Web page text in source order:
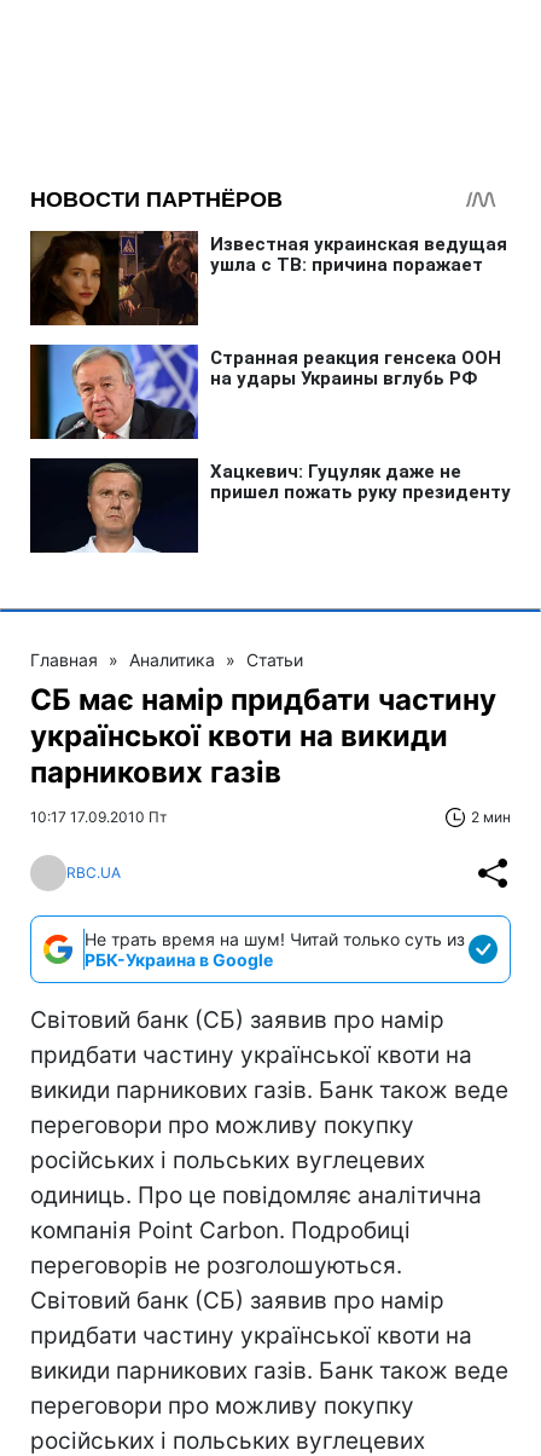
Главная » Аналитика » Статьи
СБ має намір придбати частину
української квоти на викиди
парникових газів
10:17 17.09.2010 Пт 2 мин
RBC.UA
Не трать время на шум! Читай только суть из
РБК-Украина в Google
Світовий банк (СБ) заявив про намір
придбати частину української квоти на
викиди парникових газів. Банк також веде
переговори про можливу покупку
російських і польських вуглецевих
одиниць. Про це повідомляє аналітична
компанія Point Carbon. Подробиці
переговорів не розголошуються.
Світовий банк (СБ) заявив про намір
придбати частину української квоти на
викиди парникових газів. Банк також веде
переговори про можливу покупку
російських і польських вуглецевих